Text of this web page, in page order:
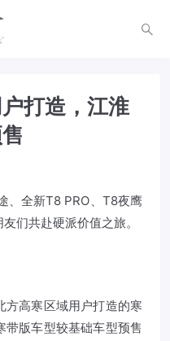
打造，江淮
、全新T8 PRO、T8夜鹰
们共赴硬派价值之旅。
方高寒区域用户打造的寒
版车型较基础车型预售